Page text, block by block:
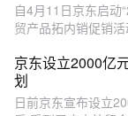
自4月11日京东启动
贸产品拓内销促销
京东设立2000亿
划
日前京东宣布设立